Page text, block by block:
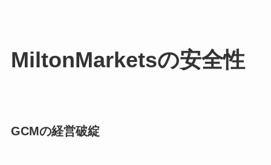
MiltonMarketsの安全性
GCMの経営破綻